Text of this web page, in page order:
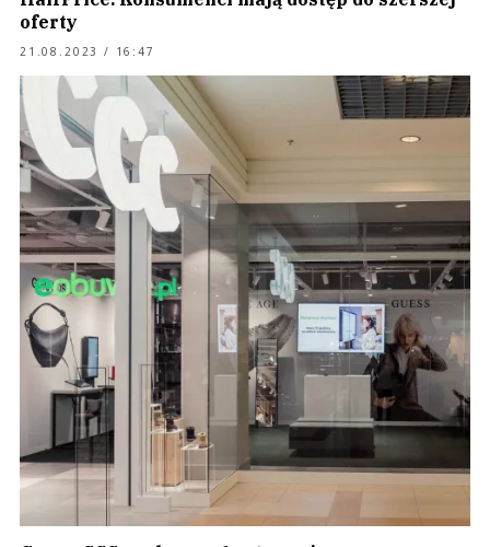
oferty
21.08.2023 / 16:47